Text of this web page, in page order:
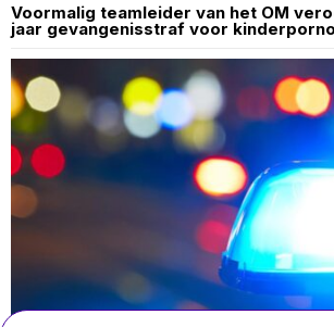
Voormalig teamleider van het OM
jaar gevangenisstraf voor kinderporno